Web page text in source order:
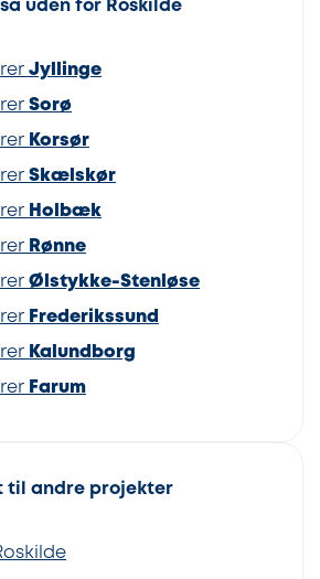
uden for Roskilde
Jyllinge
Sorø
Korsør
Skælskør
Holbæk
Rønne
Ølstykke-Stenløse
Frederikssund
Kalundborg
Farum
til andre projekter